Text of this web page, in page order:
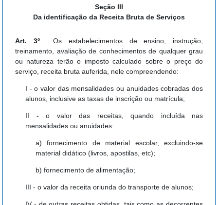
Seção III
Da identificação da Receita Bruta de Serviços
Art. 3ºOs estabelecimentos de ensino, instrução,
treinamento, avaliação de conhecimentos de qualquer grau
ou natureza terão o imposto calculado sobre o preço do
serviço, receita bruta auferida, nele compreendendo:
I - o valor das mensalidades ou anuidades cobradas dos
alunos, inclusive as taxas de inscrição ou matrícula;
II - o valor das receitas, quando incluída nas
mensalidades ou anuidades:
a) fornecimento de material escolar, excluindo-se
material didático (livros, apostilas, etc);
b) fornecimento de alimentação;
III - o valor da receita oriunda do transporte de alunos;